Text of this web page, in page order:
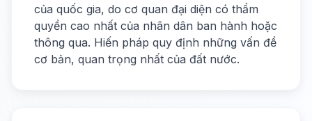
của quốc gia, do cơ quan đại diện có thẩm
quyền cao nhất của nhân dân ban hành hoặc
thông qua. Hiến pháp quy định những vấn đề
cơ bản, quan trọng nhất của đất nước.